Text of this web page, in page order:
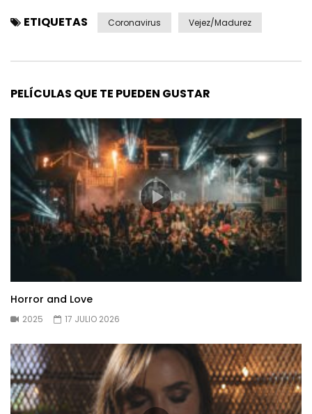
ETIQUETAS Coronavirus Vejez/Madurez
PELÍCULAS QUE TE PUEDEN GUSTAR
Horror and Love
2025 17 JULIO 2026